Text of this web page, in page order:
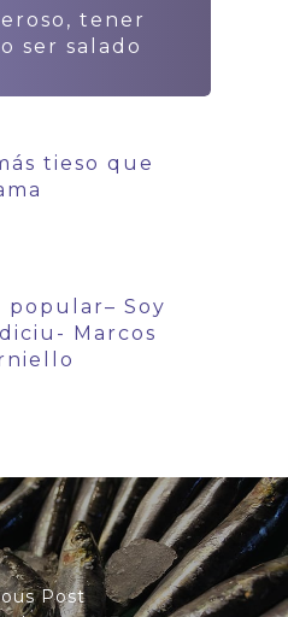
tener
ser salado
tieso que
popular– Soy
Marcos
Post